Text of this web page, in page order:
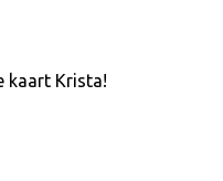
kaart Krista!